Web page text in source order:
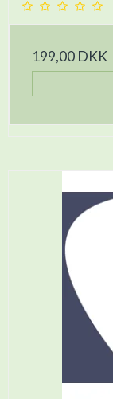
199,00 DKK